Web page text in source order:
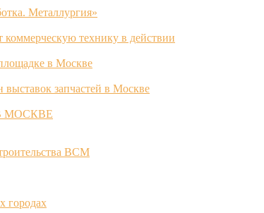
Металлургия»
коммерческую технику в действии
в Москве
запчастей в Москве
МОСКВЕ
ВСМ
городах